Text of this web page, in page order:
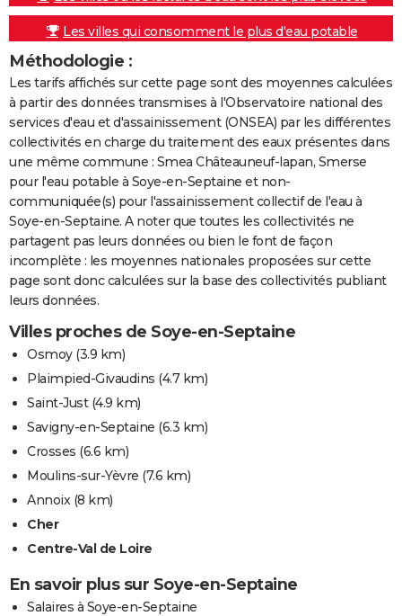
Les villes qui consomment le plus d'eau potable
Méthodologie :
Les tarifs affichés sur cette page sont des moyennes calculées
à partir des données transmises à l'Observatoire national des
services d'eau et d'assainissement (ONSEA) par les différentes
collectivités en charge du traitement des eaux présentes dans
une même commune : Smea Châteauneuf-lapan, Smerse
pour l'eau potable à Soye-en-Septaine et non-
communiquée(s) pour l'assainissement collectif de l'eau à
Soye-en-Septaine. A noter que toutes les collectivités ne
partagent pas leurs données ou bien le font de façon
incomplète : les moyennes nationales proposées sur cette
page sont donc calculées sur la base des collectivités publiant
leurs données.
Villes proches de Soye-en-Septaine
Osmoy(3.9 km)
Plaimpied-Givaudins (4.7 km)
Saint-Just(4.9 km)
Savigny-en-Septaine (6.3 km)
Crosses (6.6 km)
Moulins-sur-Yèvre (7.6 km)
Annoix(8 km)
Cher
Centre-Val de Loire
En savoir plus sur Soye-en-Septaine
Salaires à Soye-en-Septaine